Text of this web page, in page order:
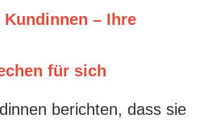
Kundinnen – Ihre
für sich
berichten, dass sie